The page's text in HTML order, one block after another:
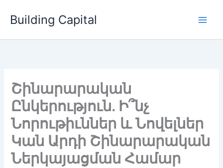
содержимому
Building Capital
Շինարարական
Ընկերություն. Ի՞նչ
Նորութիւններ և Նովելներ
Կան Արդի Շինարարական
Ներկայացման Համար